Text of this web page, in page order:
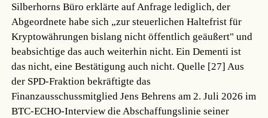
Silberhorns Büro erklärte auf Anfrage lediglich, der
Abgeordnete habe sich „zur steuerlichen Haltefrist für
Kryptowährungen bislang nicht öffentlich geäußert" und
beabsichtige das auch weiterhin nicht. Ein Dementi ist
das nicht, eine Bestätigung auch nicht.Quelle [27] Aus
der SPD-Fraktion bekräftigte das
Finanzausschussmitglied Jens Behrens am 2. Juli 2026 im
BTC-ECHO-Interview die Abschaffungslinie seiner